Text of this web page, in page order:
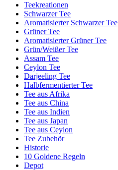
Teekreationen
Schwarzer Tee
Aromatisierter Schwarzer Tee
Grüner Tee
Aromatisierter Grüner Tee
Grün/Weißer Tee
Assam Tee
Ceylon Tee
Darjeeling Tee
Halbfermentierter Tee
Tee aus Afrika
Tee aus China
Tee aus Indien
Tee aus Japan
Tee aus Ceylon
Tee Zubehör
Historie
10 Goldene Regeln
Depot